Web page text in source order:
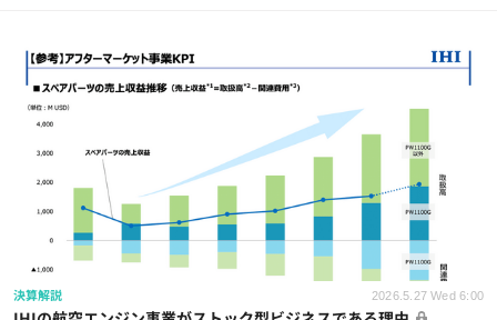
決算解説 2026.5.27 Wed 6:00